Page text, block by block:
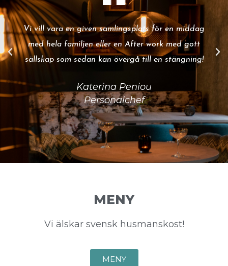
Vi vill vara en given samlingsplats för en middag
med hela familjen eller en After work med gott
sällskap som sedan kan övergå till en stängning!
Katerina Peniou
Personalchef
MENY
Vi älskar svensk husmanskost!
MENY